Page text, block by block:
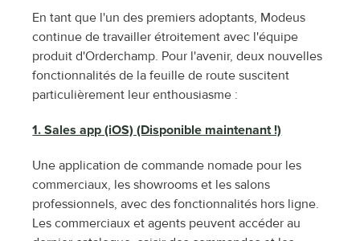
En tant que l'un des premiers adoptants, Modeus
continue de travailler étroitement avec l'équipe
produit d'Orderchamp. Pour l'avenir, deux nouvelles
fonctionnalités de la feuille de route suscitent
particulièrement leur enthousiasme :
1. Sales app (iOS) (Disponible maintenant !)
Une application de commande nomade pour les
commerciaux, les showrooms et les salons
professionnels, avec des fonctionnalités hors ligne.
Les commerciaux et agents peuvent accéder au